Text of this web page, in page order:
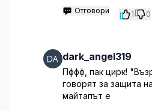
Отговори 1 0
dark_angel319
Пффф, пак цирк!
говорят за защита
майтапът е